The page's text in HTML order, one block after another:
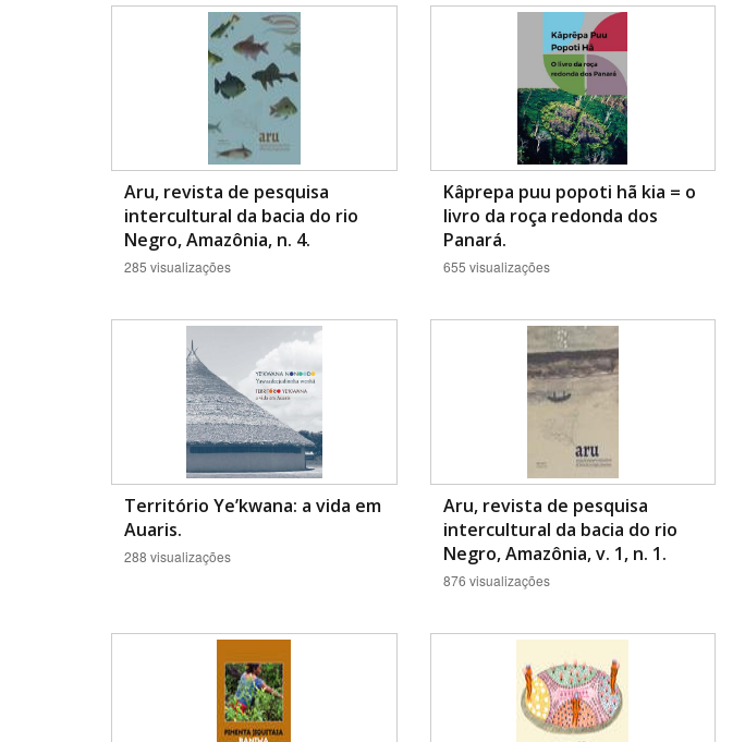
Área de Levantamento
Aru, revista de pesquisa
intercultural da bacia do rio
Negro, Amazônia, n. 4.
285 visualizações
Kâprepa puu popoti hã kia = o
livro da roça redonda dos
Panará.
655 visualizações
Território Ye’kwana: a vida em
Auaris.
288 visualizações
Aru, revista de pesquisa
intercultural da bacia do rio
Negro, Amazônia, v. 1, n. 1.
876 visualizações